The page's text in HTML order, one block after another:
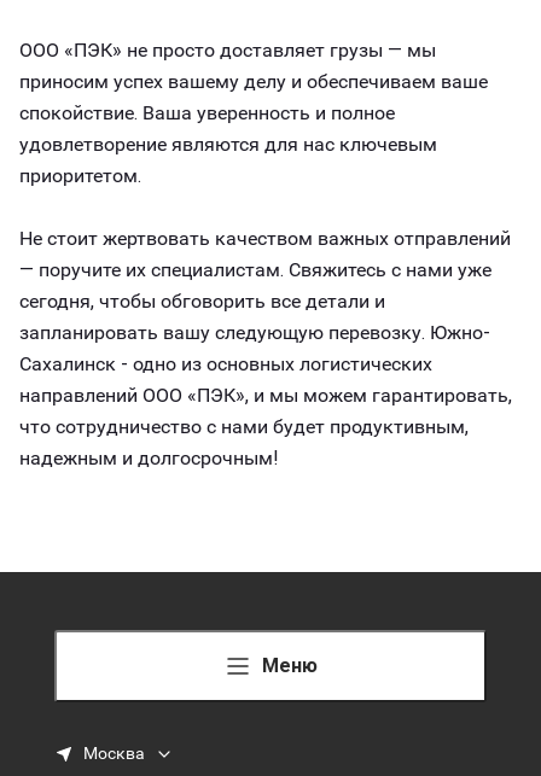
ООО «ПЭК» не просто доставляет грузы — мы
приносим успех вашему делу и обеспечиваем ваше
спокойствие. Ваша уверенность и полное
удовлетворение являются для нас ключевым
приоритетом.
Не стоит жертвовать качеством важных отправлений
— поручите их специалистам. Свяжитесь с нами уже
сегодня, чтобы обговорить все детали и
запланировать вашу следующую перевозку. Южно-
Сахалинск - одно из основных логистических
направлений ООО «ПЭК», и мы можем гарантировать,
что сотрудничество с нами будет продуктивным,
надежным и долгосрочным!
Меню
Москва